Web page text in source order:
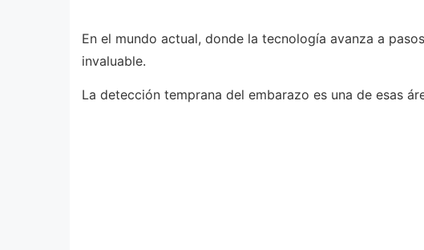
En el mundo actual, donde la tecnología avanza a
invaluable.
La detección temprana del embarazo es una de esas